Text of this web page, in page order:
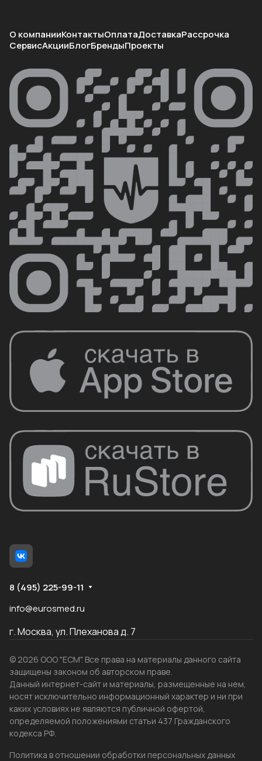
О компанииКонтактыОплатаДоставкаРассрочка
СервисАкцииБлогБрендыПроекты
8 (495) 225-99-11
info@eurosmed.ru
г. Москва, ул. Плеханова д. 7
© 2026 ООО "ЕСМ". Все права на материалы данного сайта
защищены законом об авторском праве.
Данный интернет-сайт и материалы, размещенные на нем,
носят исключительно информационный характер и ни при
каких условиях не являются публичной офертой,
определяемой положениями статьи 437 Гражданского
кодекса РФ.
Политика в отношении обработки персональных данных